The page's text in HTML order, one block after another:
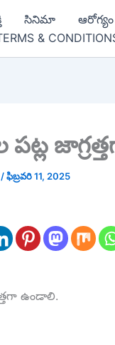
సినిమా ఆరోగ్యం
&
/ఫిబ్రవరి 11, 2025
ఉండాలి.